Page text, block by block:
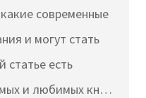
современные
и могут стать
статье есть
и любимых книг